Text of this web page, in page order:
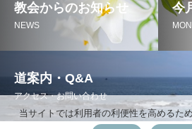
教会からのお知らせ
NEWS
今
道案内・Q&A
アクセス・お問い合わせ
当サイトでは利用者の利便性を高めるた